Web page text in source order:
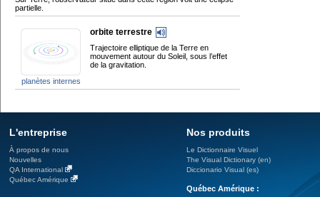
partielle.
planètes internes
orbite terrestre
Trajectoire elliptique de la Terre en
mouvement autour du Soleil, sous l’effet
de la gravitation.
L'entreprise
À propos de nous
Nouvelles
QA International
Québec Amérique
Nos produits
Le Dictionnaire Visuel
The Visual Dictionary (en)
Diccionario Visual (es)
Québec Amérique :